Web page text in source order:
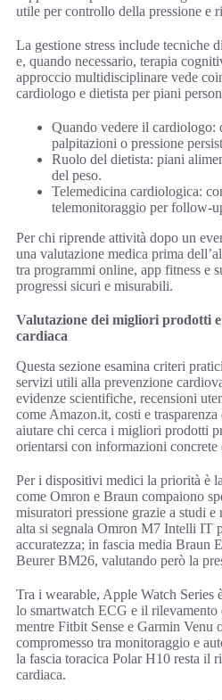
utile per controllo della pressione e
La gestione stress include tecniche
e, quando necessario, terapia
approccio multidisciplinare vede
cardiologo e dietista per piani
Quando vedere il cardiologo:
palpitazioni o pressione
Ruolo del dietista: piani
del peso.
Telemedicina cardiologica:
telemonitoraggio per follow-
Per chi riprende attività dopo un
una valutazione medica prima
tra programmi online, app fitness e
progressi sicuri e misurabili.
Valutazione dei migliori prodotti
cardiaca
Questa sezione esamina criteri
servizi utili alla prevenzione
evidenze scientifiche, recensioni
come Amazon.it, costi e
aiutare chi cerca i migliori prodotti
orientarsi con informazioni
Per i dispositivi medici la priorità è
come Omron e Braun compaiono
misuratori pressione grazie a studi
alta si segnala Omron M7 Intelli IT
accuratezza; in fascia media Braun
Beurer BM26, valutando però la
Tra i wearable, Apple Watch Series
lo smartwatch ECG e il
mentre Fitbit Sense e Garmin Venu
compromesso tra monitoraggio e
la fascia toracica Polar H10 resta il
cardiaca.